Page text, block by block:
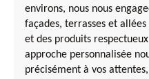
environs, nous nous
façades, terrasses et
et des produits
approche personnalisée
précisément à vos